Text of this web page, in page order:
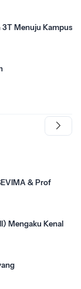
3T Menuju Kampus
& Prof
Mengaku Kenal